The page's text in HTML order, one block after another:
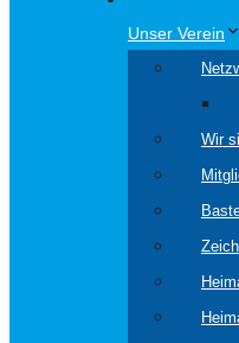
Unser Verein
Wir